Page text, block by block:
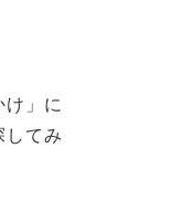
」に
してみ